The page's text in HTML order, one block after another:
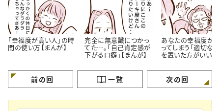
「幸福度が高い人」の時
間の使い方【まんが】
完全に無意識につかっ
てた…。「自己肯定感が
下がる口癖」【まんが】
あなたの幸福度が
ってしまう「適切な
を置いた方がいい
前の回 一覧 次の回